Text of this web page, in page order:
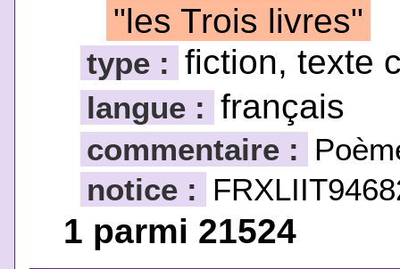
"les Trois livres"
type : fiction, texte
langue : français
commentaire :
notice :
1 parmi 21524